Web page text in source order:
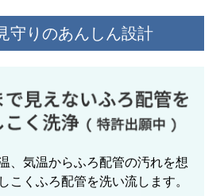
守りのあんしん設計
、気温からふろ配管の汚れを想
こくふろ配管を洗い流します。